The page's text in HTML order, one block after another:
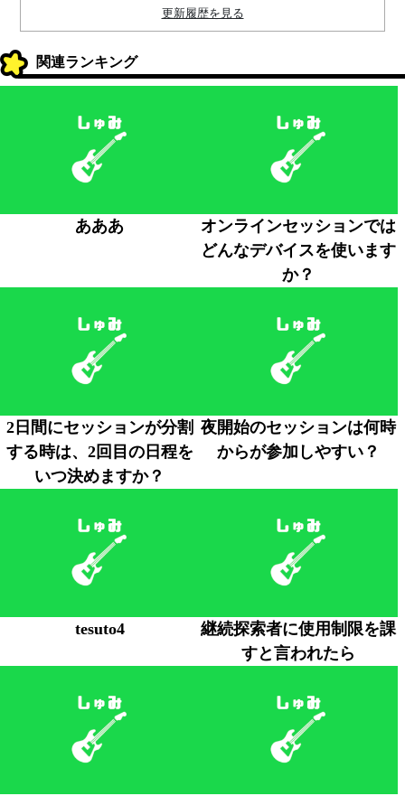
更新履歴を見る
関連ランキング
あああ
オンラインセッションでは
どんなデバイスを使います
か？
2日間にセッションが分割
する時は、2回目の日程を
いつ決めますか？
夜開始のセッションは何時
からが参加しやすい？
tesuto4
継続探索者に使用制限を課
すと言われたら